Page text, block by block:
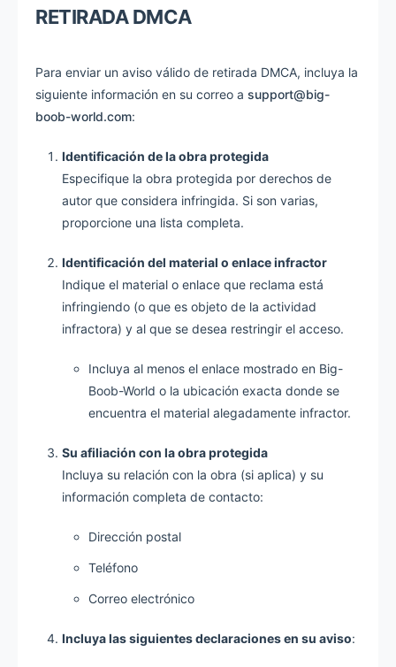
RETIRADA DMCA
Para enviar un aviso válido de retirada DMCA, incluya la
siguiente información en su correo a support@big-
boob-world.com:
Identificación de la obra protegida
Especifique la obra protegida por derechos de
autor que considera infringida. Si son varias,
proporcione una lista completa.
Identificación del material o enlace infractor
Indique el material o enlace que reclama está
infringiendo (o que es objeto de la actividad
infractora) y al que se desea restringir el acceso.
Incluya al menos el enlace mostrado en Big-
Boob-World o la ubicación exacta donde se
encuentra el material alegadamente infractor.
Su afiliación con la obra protegida
Incluya su relación con la obra (si aplica) y su
información completa de contacto:
Dirección postal
Teléfono
Correo electrónico
Incluya las siguientes declaraciones en su aviso: